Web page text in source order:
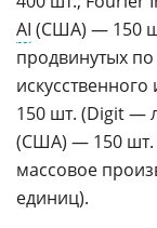
AI (США) — 150
продвинутых
искусственного
150 шт. (Digit —
(США) — 150 шт.
массовое
единиц).